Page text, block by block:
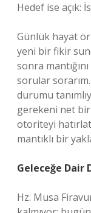
Hedef ise açık:
Günlük hayat
yeni bir fikir
sonra
sorular
durumu
gerekeni net
otoriteyi
mantıklı bir
Geleceğe Dair
Hz. Musa